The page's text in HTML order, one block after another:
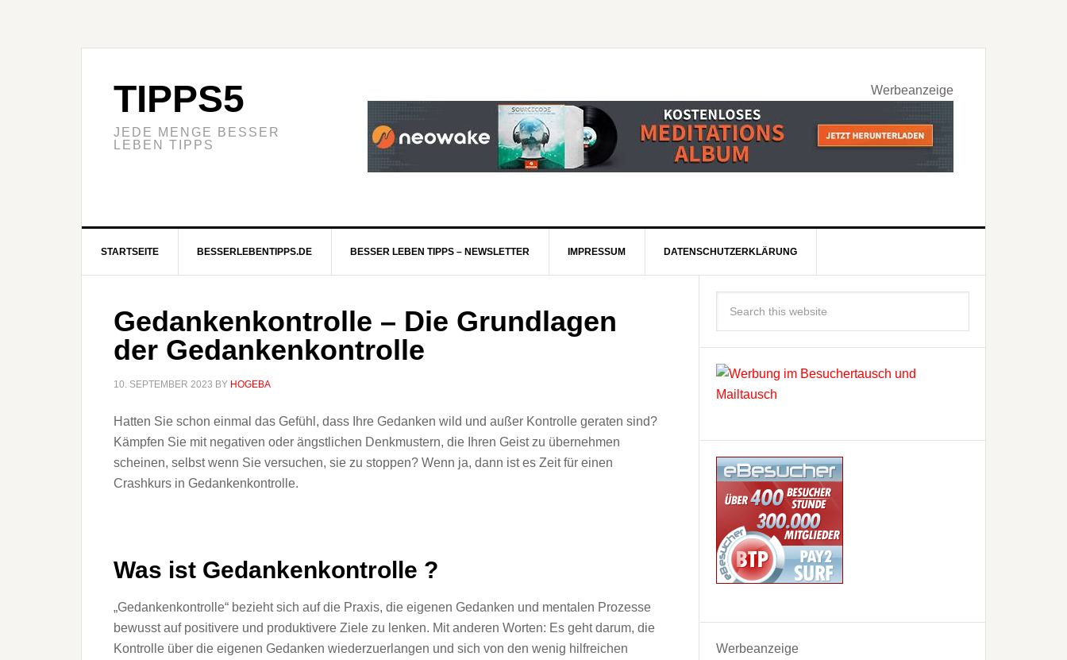
TIPPS5
JEDE MENGE BESSER
LEBEN TIPPS
Werbeanzeige
STARTSEITE BESSERLEBENTIPPS.DE BESSER LEBEN TIPPS – NEWSLETTER IMPRESSUM DATENSCHUTZERKLÄRUNG
Gedankenkontrolle – Die Grundlagen
der Gedankenkontrolle
10. SEPTEMBER 2023 BY HOGEBA
Hatten Sie schon einmal das Gefühl, dass Ihre Gedanken wild und außer Kontrolle geraten sind?
Kämpfen Sie mit negativen oder ängstlichen Denkmustern, die Ihren Geist zu übernehmen
scheinen, selbst wenn Sie versuchen, sie zu stoppen? Wenn ja, dann ist es Zeit für einen
Crashkurs in Gedankenkontrolle.
Was ist Gedankenkontrolle ?
„Gedankenkontrolle“ bezieht sich auf die Praxis, die eigenen Gedanken und mentalen Prozesse
bewusst auf positivere und produktivere Ziele zu lenken. Mit anderen Worten: Es geht darum, die
Kontrolle über die eigenen Gedanken wiederzuerlangen und sich von den wenig hilfreichen
Werbeanzeige